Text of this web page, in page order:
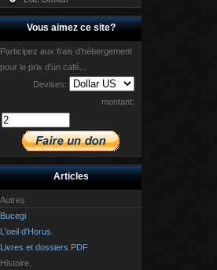
Vous aimez ce site?
Participez aux frais d'hébergement
pour le prix d'un café...
Devises:
montant:
Articles
Autres
Bucegi
L'oeil d'Horus.
Livres et dossiers PDF
Histoire.